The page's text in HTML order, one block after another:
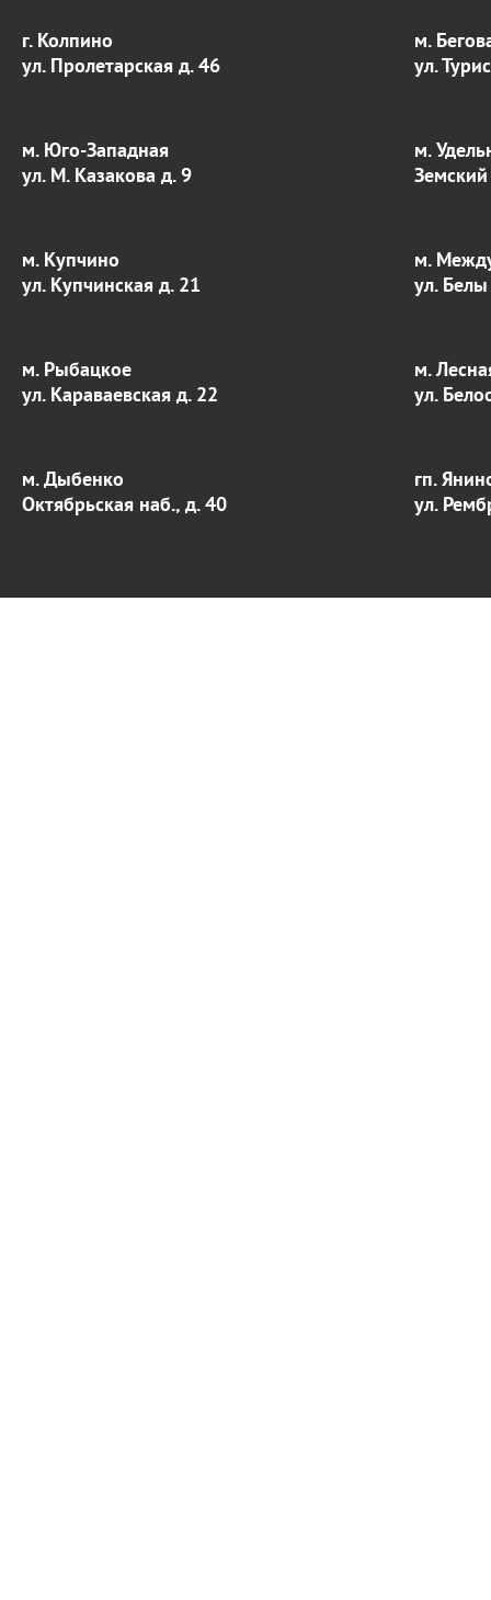
г. Колпино
ул. Пролетарская д. 46
м.
ул.
м. Юго-Западная
ул. М. Казакова д. 9
м.
м. Купчино
ул. Купчинская д. 21
м.
ул.
м. Рыбацкое
ул. Караваевская д. 22
м.
ул.
м. Дыбенко
Октябрьская наб., д. 40
гп.
ул.